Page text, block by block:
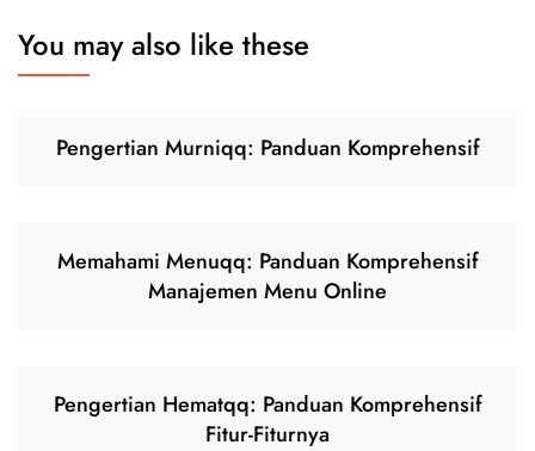
You may also like these
Pengertian Murniqq: Panduan Komprehensif
Memahami Menuqq: Panduan Komprehensif
Manajemen Menu Online
Pengertian Hematqq: Panduan Komprehensif
Fitur-Fiturnya